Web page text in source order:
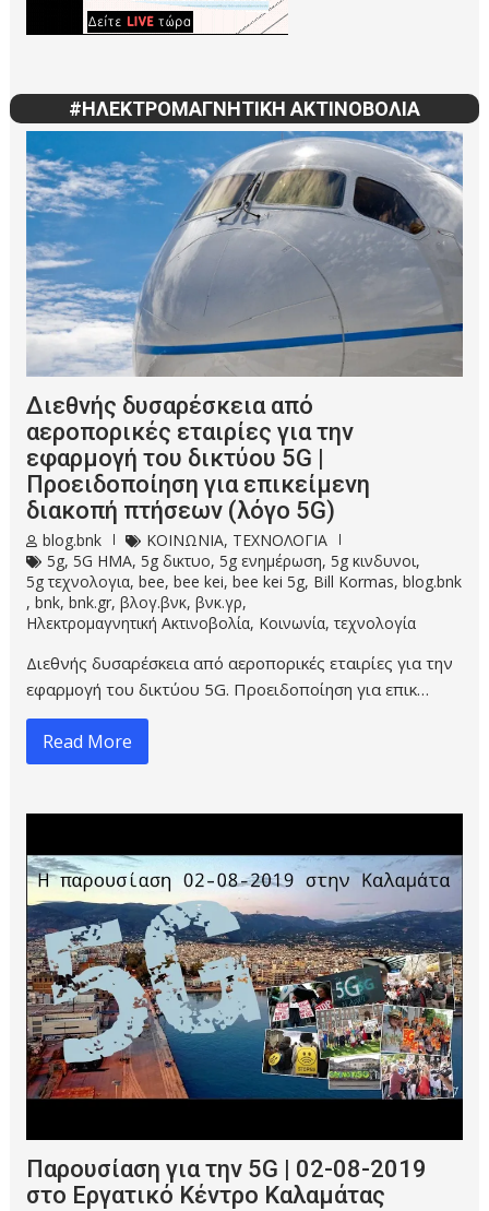
#ΗΛΕΚΤΡΟΜΑΓΝΗΤΙΚΗ ΑΚΤΙΝΟΒΟΛΙΑ
Διεθνής δυσαρέσκεια από
αεροπορικές εταιρίες για την
εφαρμογή του δικτύου 5G |
Προειδοποίηση για επικείμενη
διακοπή πτήσεων (λόγο 5G)
blog.bnk ΚΟΙΝΩΝΙΑ, ΤΕΧΝΟΛΟΓΙΑ
5g,5G HMA,5g δικτυο,5g ενημέρωση,5g κινδυνοι,
5g τεχνολογια,bee,bee kei,bee kei 5g, Bill Kormas,blog.bnk
,bnk,bnk.gr,βλογ.βνκ,βνκ.γρ,
Ηλεκτρομαγνητική Ακτινοβολία, Κοινωνία,τεχνολογία
Διεθνής δυσαρέσκεια από αεροπορικές εταιρίες για την
εφαρμογή του δικτύου 5G. Προειδοποίηση για επικ…
Read More
Παρουσίαση για την 5G | 02-08-2019
στο Εργατικό Κέντρο Καλαμάτας